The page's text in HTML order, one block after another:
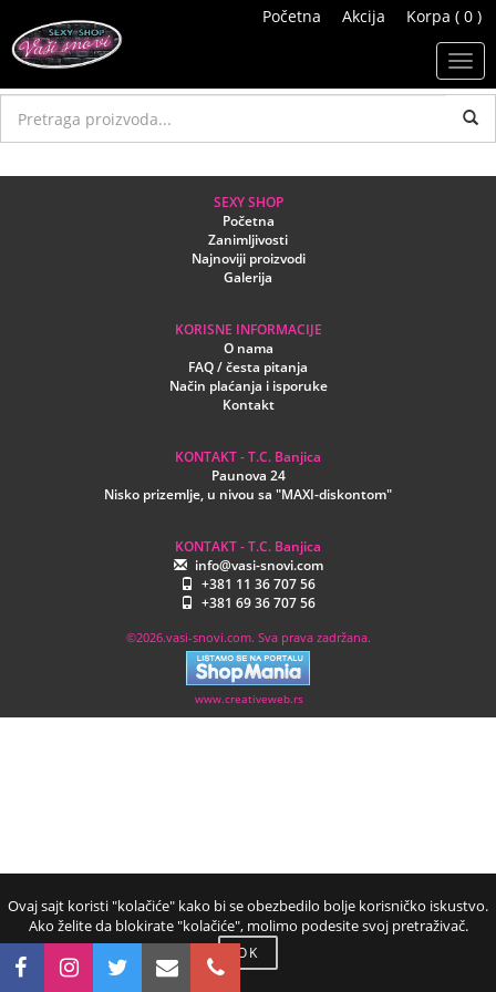
Početna Akcija Korpa ( 0 )
SEXY SHOP
Početna
Zanimljivosti
Najnoviji proizvodi
Galerija
KORISNE INFORMACIJE
O nama
FAQ / česta pitanja
Način plaćanja i isporuke
Kontakt
KONTAKT - T.C. Banjica
Paunova 24
Nisko prizemlje, u nivou sa "MAXI-diskontom"
KONTAKT - T.C. Banjica
info@vasi-snovi.com
+381 11 36 707 56
+381 69 36 707 56
©2026.vasi-snovi.com. Sva prava zadržana.
www.creativeweb.rs
Ovaj sajt koristi "kolačiće" kako bi se obezbedilo bolje korisničko iskustvo.
Ako želite da blokirate "kolačiće", molimo podesite svoj pretraživač.
OK